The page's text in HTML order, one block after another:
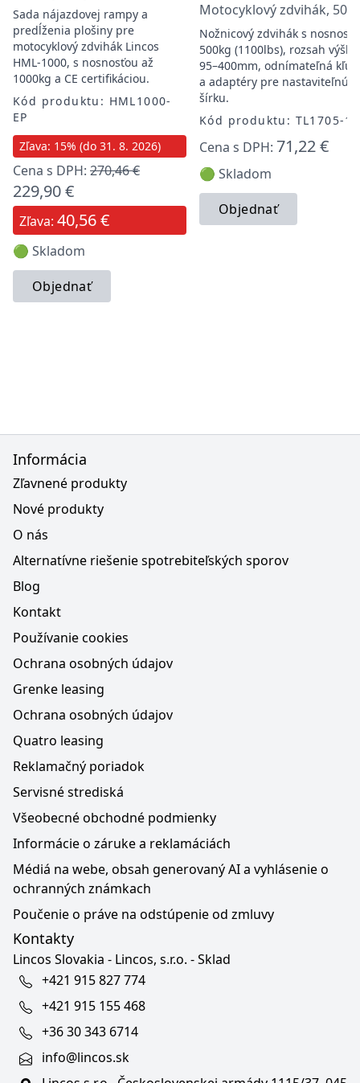
Sada nájazdovej rampy a
predĺženia plošiny pre
motocyklový zdvihák Lincos
HML-1000, s nosnosťou až
1000kg a CE certifikáciou.
Kód produktu: HML1000-
EP
Zľava: 15% (do 31. 8. 2026)
Cena s DPH: 270,46 €
229,90 €
Zľava: 40,56 €
🟢 Skladom
Objednať
Motocyklový zdvihák,
Nožnicový zdvihák s
500kg (1100lbs), rozsah výšky
95–400mm, odnímateľná
a adaptéry pre nastaviteľnú
šírku.
Kód produktu: TL1705-1
Cena s DPH: 71,22 €
🟢 Skladom
Objednať
Informácia
Zľavnené produkty
Nové produkty
O nás
Alternatívne riešenie spotrebiteľských sporov
Blog
Kontakt
Používanie cookies
Ochrana osobných údajov
Grenke leasing
Ochrana osobných údajov
Quatro leasing
Reklamačný poriadok
Servisné strediská
Všeobecné obchodné podmienky
Informácie o záruke a reklamáciách
Médiá na webe, obsah generovaný AI a vyhlásenie o
ochranných známkach
Poučenie o práve na odstúpenie od zmluvy
Kontakty
Lincos Slovakia - Lincos, s.r.o. - Sklad
+421 915 827 774
+421 915 155 468
+36 30 343 6714
info@lincos.sk